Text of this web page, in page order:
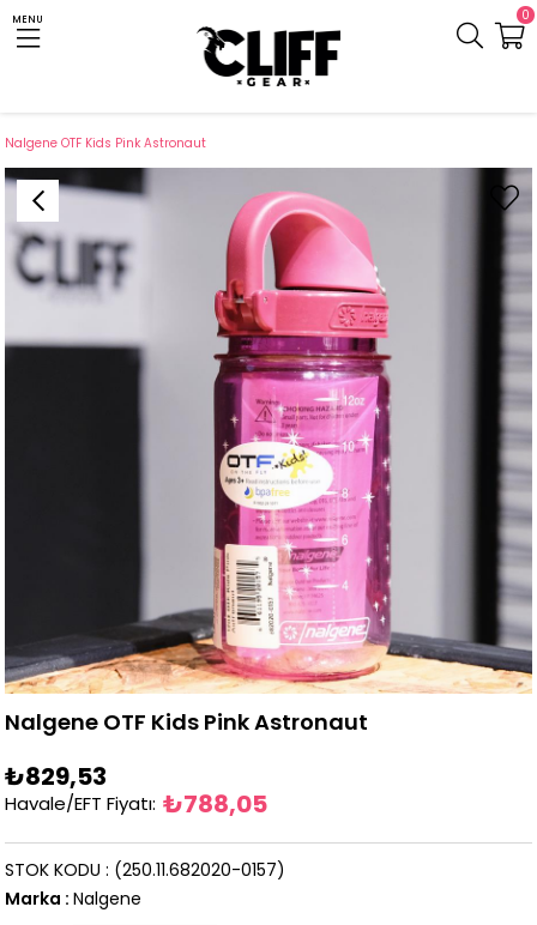
MENU 0
Nalgene OTF Kids Pink Astronaut
Nalgene OTF Kids Pink Astronaut
₺829,53
Havale/EFT Fiyatı: ₺788,05
(250.11.682020-0157)
STOK KODU
Marka : Nalgene